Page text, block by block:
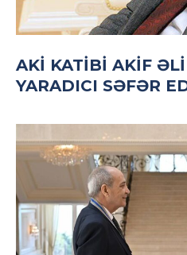
AKİ KATIBI AKIF
YARADICI SƏFƏR